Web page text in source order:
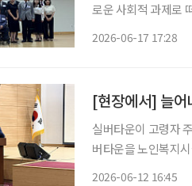
로운 사회적 과제로 떠오르고 있다. 전문가들은 현행
2026-06-17 17:28
[현장에서] 늘어
실버타운이 고령자
버타운을 노인복지
2026-06-12 16:45